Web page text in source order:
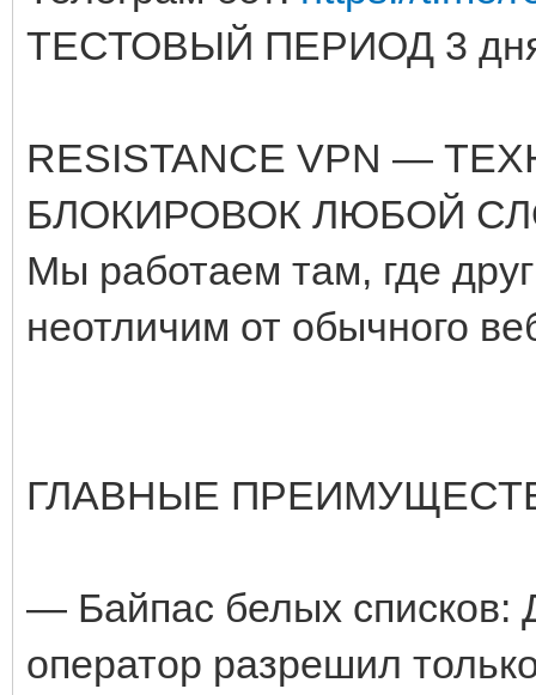
ТЕСТОВЫЙ ПЕРИОД 3
RESISTANCE VPN —
БЛОКИРОВОК ЛЮБОЙ
Мы работаем там, где
неотличим от обычного
ГЛАВНЫЕ
— Байпас белых списков:
оператор разрешил